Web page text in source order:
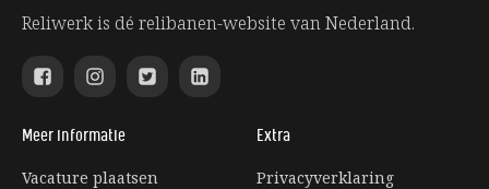
Reliwerk is dé relibanen-website van Nederland.
Meer informatie
Vacature plaatsen
Extra
Privacyverklaring